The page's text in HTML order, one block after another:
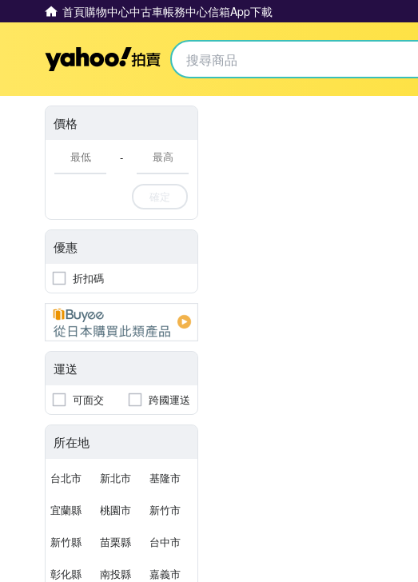
首頁購物中心中古車帳務中心信箱App下載
Yahoo拍賣
價格
-
確定
優惠
折扣碼
運送
可面交 跨國運送
所在地
台北市 新北市 基隆市
宜蘭縣 桃園市 新竹市
新竹縣 苗栗縣 台中市
彰化縣 南投縣 嘉義市